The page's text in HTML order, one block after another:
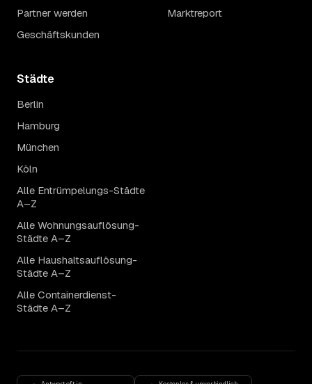
Partner werden
Geschäftskunden
Marktreport
Städte
Berlin
Hamburg
München
Köln
Alle Entrümpelungs-Städte
A–Z
Alle Wohnungsauflösung-
Städte A–Z
Alle Haushaltsauflösung-
Städte A–Z
Alle Containerdienst-
Städte A–Z